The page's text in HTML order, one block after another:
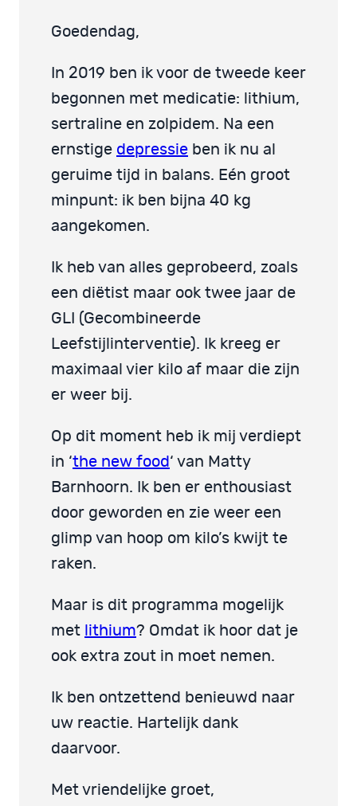
Goedendag,
In 2019 ben ik voor de tweede keer
begonnen met medicatie: lithium,
sertraline en zolpidem. Na een
ernstige depressie ben ik nu al
geruime tijd in balans. Eén groot
minpunt: ik ben bijna 40 kg
aangekomen.
Ik heb van alles geprobeerd, zoals
een diëtist maar ook twee jaar de
GLI (Gecombineerde
Leefstijlinterventie). Ik kreeg er
maximaal vier kilo af maar die zijn
er weer bij.
Op dit moment heb ik mij verdiept
in ‘the new food ‘ van Matty
Barnhoorn. Ik ben er enthousiast
door geworden en zie weer een
glimp van hoop om kilo’s kwijt te
raken.
Maar is dit programma mogelijk
met lithium? Omdat ik hoor dat je
ook extra zout in moet nemen.
Ik ben ontzettend benieuwd naar
uw reactie. Hartelijk dank
daarvoor.
Met vriendelijke groet,